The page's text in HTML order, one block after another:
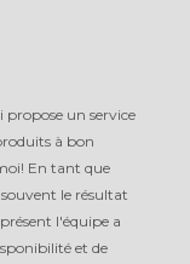
un service
à bon
En tant que
le résultat
l'équipe a
et de